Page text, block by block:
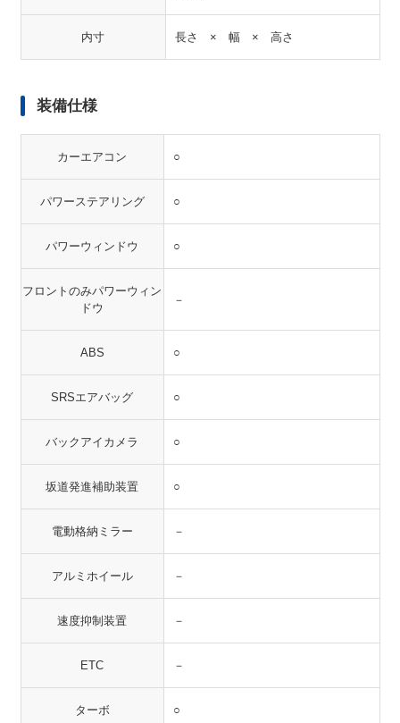
内寸 長さ × 幅 × 高さ
装備仕様
カーエアコン ○
パワーステアリング ○
パワーウィンドウ ○
フロントのみパワーウィン
ドウ
－
ABS ○
SRSエアバッグ ○
バックアイカメラ ○
坂道発進補助装置 ○
電動格納ミラー －
アルミホイール －
速度抑制装置 －
ETC －
ターボ ○